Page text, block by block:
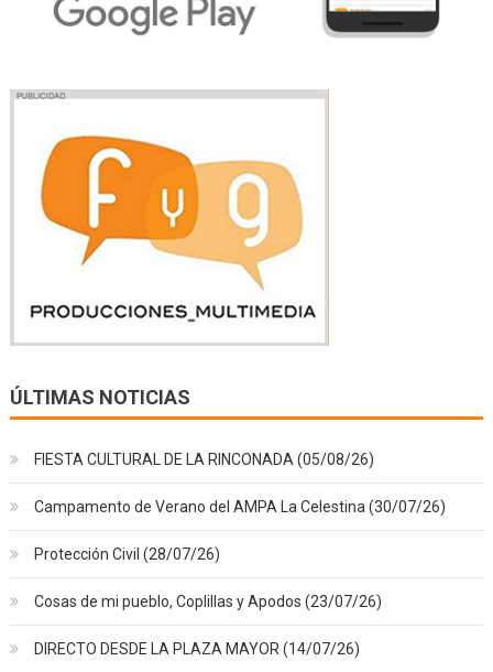
ÚLTIMAS NOTICIAS
FIESTA CULTURAL DE LA RINCONADA (05/08/26)
Campamento de Verano del AMPA La Celestina (30/07/26)
Protección Civil (28/07/26)
Cosas de mi pueblo, Coplillas y Apodos (23/07/26)
DIRECTO DESDE LA PLAZA MAYOR (14/07/26)